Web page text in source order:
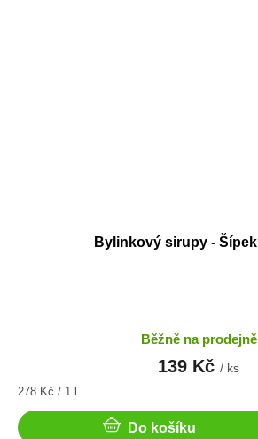
Bylinkový sirupy - Šípek
Běžně na prodejně
139 Kč / ks
Měrná
278 Kč / 1 l
Do košíku